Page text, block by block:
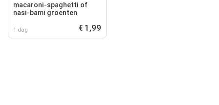
macaroni-spaghetti of
nasi-bami groenten
1 dag € 1,99